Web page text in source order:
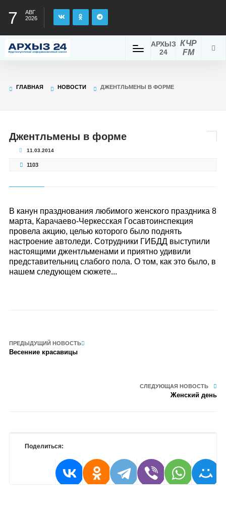
7
АВГ
2026
КЧР
FM
АРХЫЗ
24
ГЛАВНАЯ НОВОСТИ ДЖЕНТЛЬМЕНЫ В ФОРМЕ
Джентльмены в форме
11.03.2014
1103
В канун празднования любимого женского праздника 8
марта, Карачаево-Черкесская Госавтоинспекция
провела акцию, целью которого было поднять
настроение автоледи. Сотрудники ГИБДД выступили
настоящими джентльменами и приятно удивили
представительниц слабого пола. О том, как это было, в
нашем следующем сюжете...
ПРЕДЫДУЩИЙ НОВОСТЬ
Весенние красавицы
СЛЕДУЮЩАЯ НОВОСТЬ
Женский день
Поделиться: